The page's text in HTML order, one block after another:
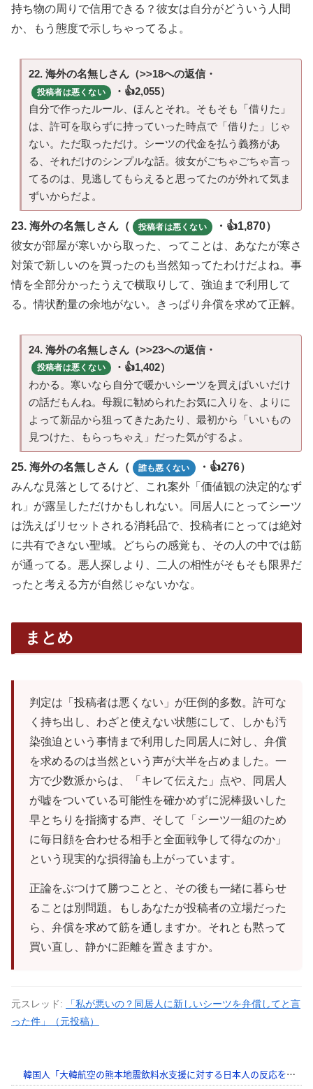
持ち物の周りで信用できる？彼女は自分がどういう人間
か、もう態度で示しちゃってるよ。
22. 海外の名無しさん（>>18への返信・
投稿者は悪くない
・👍2,055）
自分で作ったルール、ほんとそれ。そもそも「借りた」
は、許可を取らずに持っていった時点で「借りた」じゃ
ない。ただ取っただけ。シーツの代金を払う義務があ
る、それだけのシンプルな話。彼女がごちゃごちゃ言っ
てるのは、見逃してもらえると思ってたのが外れて気ま
ずいからだよ。
23. 海外の名無しさん（ 投稿者は悪くない
・👍1,870）
彼女が部屋が寒いから取った、ってことは、あなたが寒さ
対策で新しいのを買ったのも当然知ってたわけだよね。事
情を全部分かったうえで横取りして、強迫まで利用して
る。情状酌量の余地がない。きっぱり弁償を求めて正解。
24. 海外の名無しさん（>>23への返信・
投稿者は悪くない
・👍1,402）
わかる。寒いなら自分で暖かいシーツを買えばいいだけ
の話だもんね。母親に勧められたお気に入りを、よりに
よって新品から狙ってきたあたり、最初から「いいもの
見つけた、もらっちゃえ」だった気がするよ。
25. 海外の名無しさん（ 誰も悪くない
・👍276）
みんな見落としてるけど、これ案外「価値観の決定的なず
れ」が露呈しただけかもしれない。同居人にとってシーツ
は洗えばリセットされる消耗品で、投稿者にとっては絶対
に共有できない聖域。どちらの感覚も、その人の中では筋
が通ってる。悪人探しより、二人の相性がそもそも限界だ
ったと考える方が自然じゃないかな。
まとめ
判定は「投稿者は悪くない」が圧倒的多数。許可な
く持ち出し、わざと使えない状態にして、しかも汚
染強迫という事情まで利用した同居人に対し、弁償
を求めるのは当然という声が大半を占めました。一
方で少数派からは、「キレて伝えた」点や、同居人
が嘘をついている可能性を確かめずに泥棒扱いした
早とちりを指摘する声、そして「シーツ一組のため
に毎日顔を合わせる相手と全面戦争して得なのか」
という現実的な損得論も上がっています。
正論をぶつけて勝つことと、その後も一緒に暮らせ
ることは別問題。もしあなたが投稿者の立場だった
ら、弁償を求めて筋を通しますか。それとも黙って
買い直し、静かに距離を置きますか。
元スレッド:
「私が悪いの？同居人に新しいシーツを弁償してと言
った件」（元投稿）